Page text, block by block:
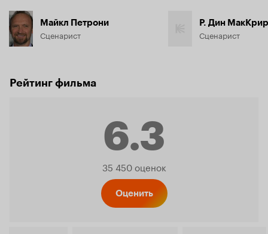
Майкл Петрони
Сценарист
Р. Дин
Сценарист
Рейтинг фильма
6.3
Рейтинг
35 450 оценок
Оценить